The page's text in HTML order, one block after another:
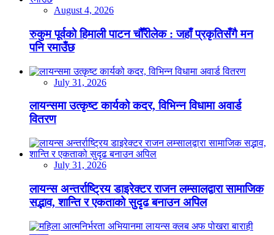
August 4, 2026
रुकुम पूर्वको हिमाली पाटन चौँरीलेक : जहाँ प्रकृतिसँगै मन
पनि रमाउँछ
July 31, 2026
लायन्समा उत्कृष्ट कार्यको कदर, विभिन्न विधामा अवार्ड
वितरण
July 31, 2026
लायन्स अन्तर्राष्ट्रिय डाइरेक्टर राजन लम्सालद्वारा सामाजिक
सद्भाव, शान्ति र एकताको सुदृढ बनाउन अपिल